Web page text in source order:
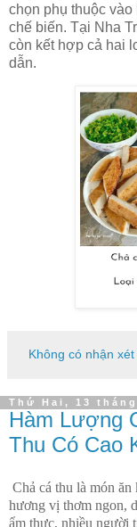
chọn phụ thuộc
chế biến. Tại Nha
còn kết hợp cả hai
dẫn.
Không có nhận xét
Thứ Hai, 13 tháng
Hàm Lượng
Thu Có Cao
Chả cá thu là món
hương vị thơm ngon,
ẩm thực, nhiều người